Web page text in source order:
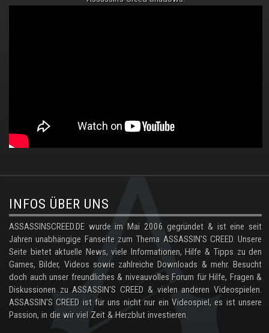
.
INFOS ÜBER UNS
ASSASSINSCREED.DE wurde im Mai 2006 gegründet & ist eine seit
Jahren unabhängige Fanseite zum Thema ASSASSIN'S CREED. Unsere
Seite bietet aktuelle News, viele Informationen, Hilfe & Tipps zu den
Games, Bilder, Videos sowie zahlreiche Downloads & mehr. Besucht
doch auch unser freundliches & niveauvolles Forum für Hilfe, Fragen &
Diskussionen zu ASSASSIN'S CREED & vielen anderen Videospielen.
ASSASSIN'S CREED ist für uns nicht nur ein Videospiel, es ist unsere
Passion, in die wir viel Zeit & Herzblut investieren.